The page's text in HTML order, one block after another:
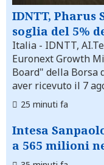
IDNTT, Pharus
soglia del 5%
Italia - IDNTT,
Euronext Growth
Board" della Borsa
aver ricevuto il 7
25 minuti fa
Intesa
a 565 milioni